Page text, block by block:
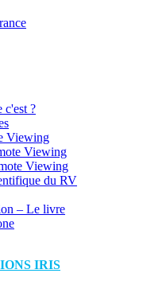
c'est ?
Viewing
Viewing
Viewing
du RV
– Le livre
IRIS